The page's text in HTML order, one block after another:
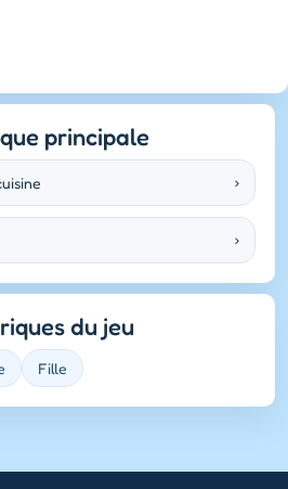
principale
›
›
du jeu
Fille